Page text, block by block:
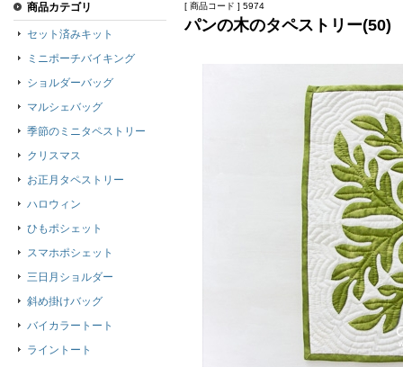
[ 商品コード ] 5974
パンの木のタペストリー(50)
商品カテゴリ
セット済みキット
ミニポーチバイキング
ショルダーバッグ
マルシェバッグ
季節のミニタペストリー
クリスマス
お正月タペストリー
ハロウィン
ひもポシェット
スマホポシェット
三日月ショルダー
斜め掛けバッグ
バイカラートート
ライントート